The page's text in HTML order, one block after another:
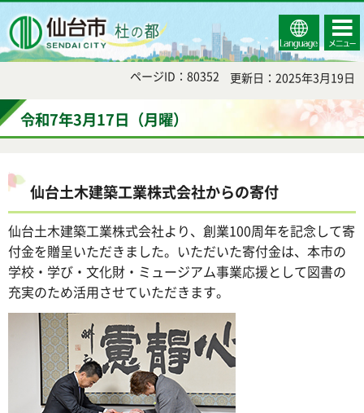
Select
Language
コンテ
ンツメ
ニュー
ページID：80352 更新日：2025年3月19日
令和7年3月17日（月曜）
仙台土木建築工業株式会社からの寄付
仙台土木建築工業株式会社より、創業100周年を記念して寄
付金を贈呈いただきました。いただいた寄付金は、本市の
学校・学び・文化財・ミュージアム事業応援として図書の
充実のため活用させていただきます。